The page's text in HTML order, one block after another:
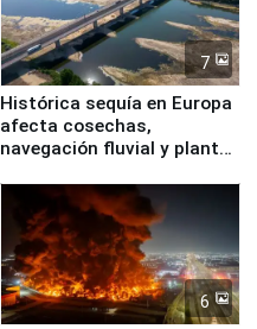
7
Histórica sequía en Europa
afecta cosechas,
navegación fluvial y plantas
6